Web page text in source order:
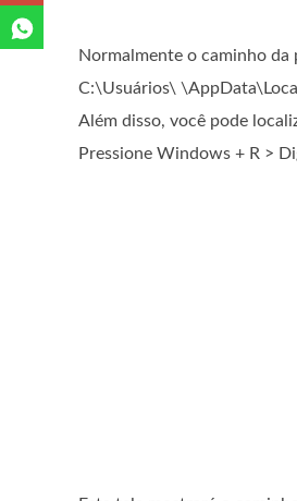
Normalmente o caminho da
C:\Usuários\
Além disso, você pode
Pressione Windows + R >